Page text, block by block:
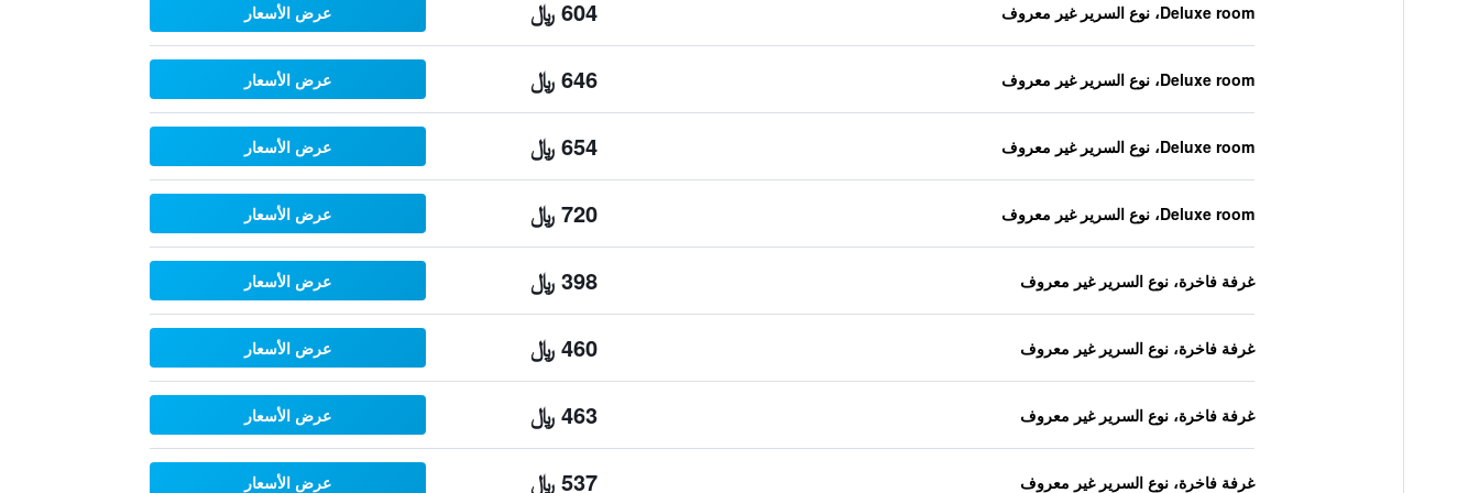
Deluxe room، نوع السرير غير معروف 604 ﷼ عرض الأسعار
Deluxe room، نوع السرير غير معروف 646 ﷼ عرض الأسعار
Deluxe room، نوع السرير غير معروف 654 ﷼ عرض الأسعار
Deluxe room، نوع السرير غير معروف 720 ﷼ عرض الأسعار
غرفة فاخرة، نوع السرير غير معروف 398 ﷼ عرض الأسعار
غرفة فاخرة، نوع السرير غير معروف 460 ﷼ عرض الأسعار
غرفة فاخرة، نوع السرير غير معروف 463 ﷼ عرض الأسعار
غرفة فاخرة، نوع السرير غير معروف 537 ﷼ عرض الأسعار